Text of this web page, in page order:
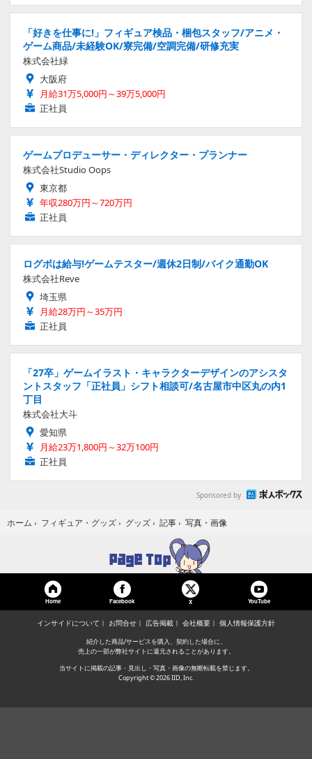
「好きを仕事に!」フィギュア検品・梱包スタッフ/アニメ・
ゲーム商品/未経験OK/寮完備/空調完備/研修充実
株式会社緑
大阪府
月給31万5,000円～39万5,000円
正社員
ゲームプロデューサー・ディレクター・プランナー
株式会社Studio Oops
東京都
年収280万円～720万円
正社員
ログボは給与!ゲームテスター/週休2日制/バイク通勤OK
株式会社Reve
埼玉県
月給28万円～35万円
正社員
「27卒」ゲームイラスト・キャラクターデザインのアシスタ
ントスタッフ「正社員」シフト相談可/名古屋市中区丸の内1
丁目
株式会社大斗
愛知県
月給23万1,800円～32万100円
正社員
Sponsored by
ホーム › フィギュア・グッズ › グッズ › 記事 › 写真・画像
Home Facebook X YouTube
インサイドについて お問合せ 広告掲載 会社概要 個人情報保護方針
紹介した商品/サービスを購入、契約した場合に、
売上の一部が弊社サイトに還元されることがあります。
当サイトに掲載の記事・見出し・写真・画像の無断転載を禁じます。
Copyright © 2026 IID, Inc.